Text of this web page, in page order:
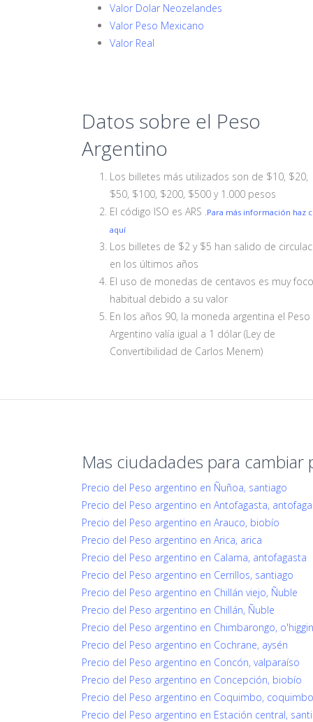
Valor Dolar Neozelandes
Valor Peso Mexicano
Valor Real
Datos sobre el Peso
Argentino
Los billetes más utilizados son de $10, $20,
$50, $100, $200, $500 y 1.000 pesos
El código ISO es ARS .Para más información haz
aquí
Los billetes de $2 y $5 han salido de
en los últimos años
El uso de monedas de centavos es muy foco
habitual debido a su valor
En los años 90, la moneda argentina el Peso
Argentino valía igual a 1 dólar (Ley de
Convertibilidad de Carlos Menem)
Mas ciudadades para cambiar
Precio del Peso argentino en Ñuñoa, santiago
Precio del Peso argentino en Antofagasta,
Precio del Peso argentino en Arauco, biobío
Precio del Peso argentino en Arica, arica
Precio del Peso argentino en Calama, antofagasta
Precio del Peso argentino en Cerrillos, santiago
Precio del Peso argentino en Chillán viejo, Ñuble
Precio del Peso argentino en Chillán, Ñuble
Precio del Peso argentino en Chimbarongo,
Precio del Peso argentino en Cochrane, aysén
Precio del Peso argentino en Concón, valparaíso
Precio del Peso argentino en Concepción, biobío
Precio del Peso argentino en Coquimbo, coquimbo
Precio del Peso argentino en Estación central,